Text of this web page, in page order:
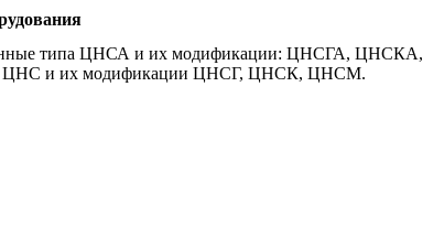
типа ЦНСА и их модификации: ЦНСГА, ЦНСКА,
ЦНС и их модификации ЦНСГ, ЦНСК, ЦНСМ.